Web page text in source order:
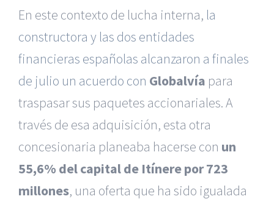
En este contexto de lucha interna, la
constructora y las dos entidades
financieras españolas alcanzaron a finales
de julio un acuerdo con Globalvía para
traspasar sus paquetes accionariales. A
través de esa adquisición, esta otra
concesionaria planeaba hacerse con un
55,6% del capital de Itínere por 723
millones, una oferta que ha sido igualada